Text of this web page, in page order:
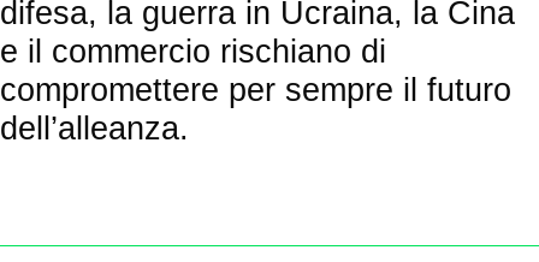
difesa, la guerra in Ucraina, la Cina
e il commercio rischiano di
compromettere per sempre il futuro
dell’alleanza.